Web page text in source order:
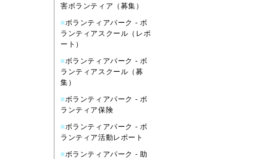
害ボランティア（募集）
■ボランティアパーク - ボ
ランティアスクール（レポ
ート）
■ボランティアパーク - ボ
ランティアスクール（募
集）
■ボランティアパーク - ボ
ランティア保険
■ボランティアパーク - ボ
ランティア活動レポート
■ボランティアパーク - 助